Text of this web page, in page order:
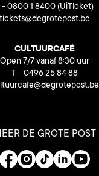
- 0800 1 8400 (UiTloket)
tickets@degrotepost.be
CULTUURCAFÉ
Open 7/7 vanaf 8:30 uur
T - 0496 25 84 88
DE GROTE POST